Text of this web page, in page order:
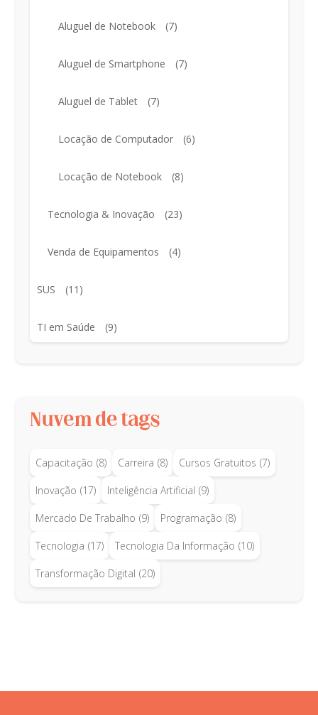
Aluguel de Notebook (7)
Aluguel de Smartphone (7)
Aluguel de Tablet (7)
Locação de Computador (6)
Locação de Notebook (8)
Tecnologia & Inovação (23)
Venda de Equipamentos (4)
SUS (11)
TI em Saúde (9)
Nuvem de tags
Capacitação (8) Carreira (8) Cursos Gratuitos (7)
Inovação (17) Inteligência Artificial (9)
Mercado De Trabalho (9) Programação (8)
Tecnologia (17) Tecnologia Da Informação (10)
Transformação Digital (20)